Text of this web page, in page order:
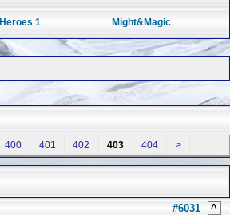
Heroes 1 Might&Magic
400 401 402 403 404 >
#6031 ^